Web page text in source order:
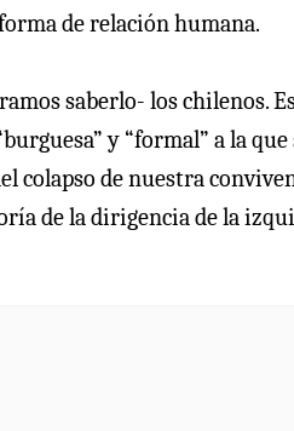
de relación humana.
saberlo- los chilenos.
y “formal” a la que
colapso de nuestra
de la dirigencia de la